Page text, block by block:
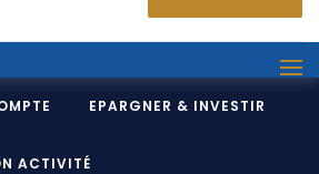
EPARGNER & INVESTIR
ACTIVITÉ